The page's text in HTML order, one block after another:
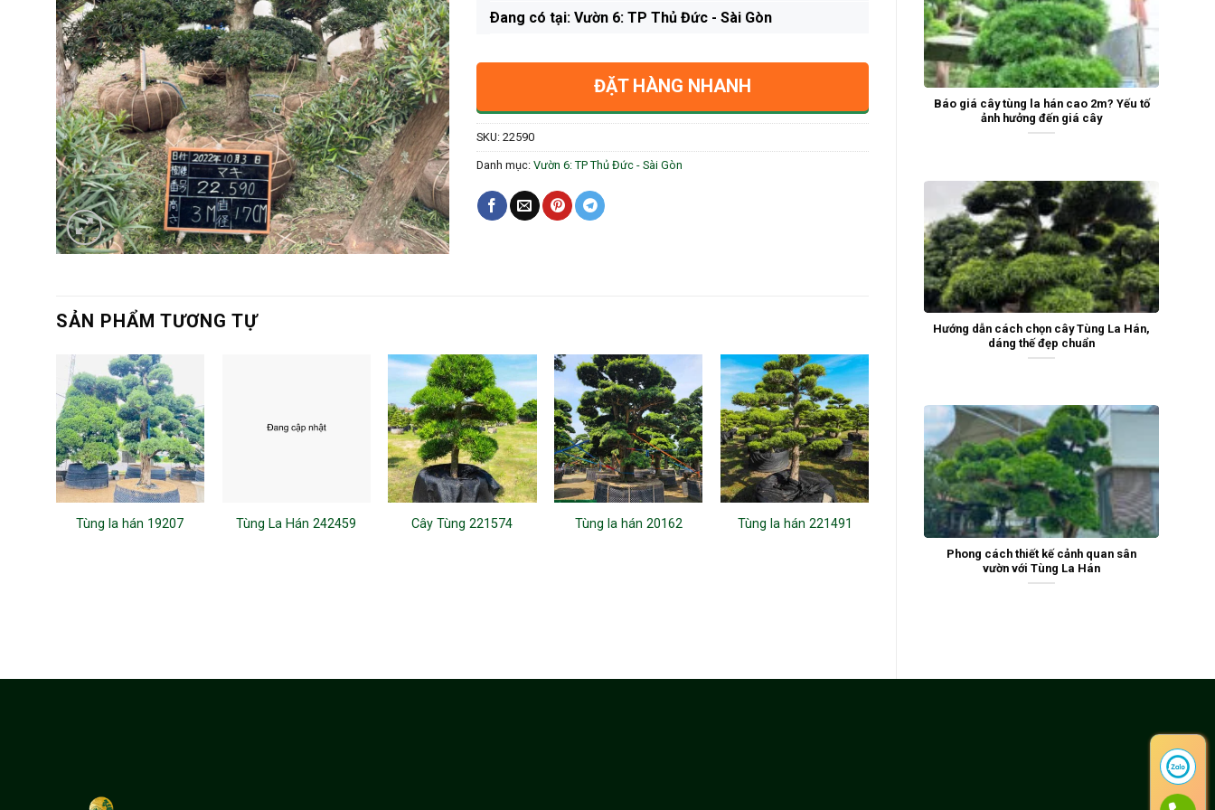
Báo giá cây tùng la hán cao 2m? Yếu tố
ảnh hưởng đến giá cây
Hướng dẫn cách chọn cây Tùng La Hán,
dáng thế đẹp chuẩn
Phong cách thiết kế cảnh quan sân
vườn với Tùng La Hán
Ðang có tại: Vườn 6: TP Thủ Đức - Sài Gòn
ĐẶT HÀNG NHANH
SKU: 22590
Danh mục: Vườn 6: TP Thủ Đức - Sài Gòn
SẢN PHẨM TƯƠNG TỰ
Tùng la hán 19207 Tùng La Hán 242459 Cây Tùng 221574 Tùng la hán 20162 Tùng la hán 221491 Tùng la hán 221257